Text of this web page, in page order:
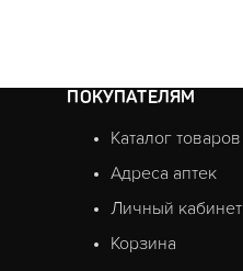
ПОКУПАТЕЛЯМ
Каталог товаров
Адреса аптек
Личный кабинет
Корзина